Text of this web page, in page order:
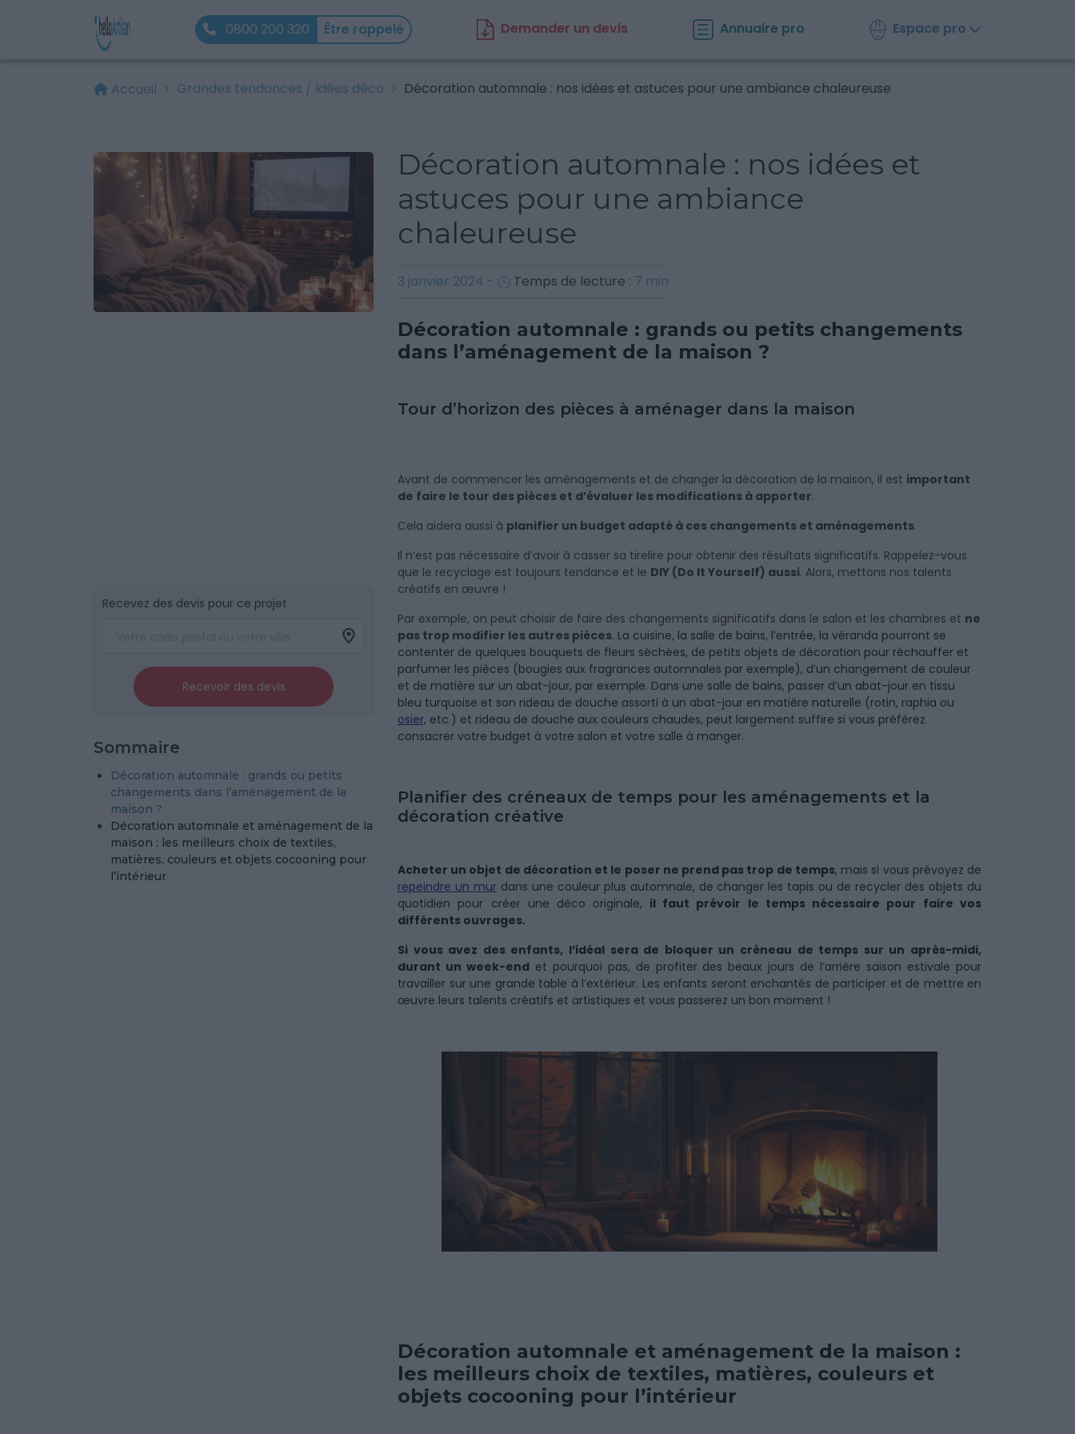
0800 200 320 Être rappelé Demander un devis Annuaire pro Espace pro
Accueil Grandes tendances / Idées déco Décoration automnale : nos idées et astuces pour une ambiance chaleureuse
Recevez des devis pour ce projet
Recevoir des devis
Sommaire
Décoration automnale : grands ou petits
changements dans l’aménagement de la
maison ?
Décoration automnale et aménagement de la
maison : les meilleurs choix de textiles,
matières, couleurs et objets cocooning pour
l’intérieur
Décoration automnale : nos idées et
astuces pour une ambiance
chaleureuse
3 janvier 2024 - Temps de lecture : 7 min
Décoration automnale : grands ou petits changements
dans l’aménagement de la maison ?
Tour d’horizon des pièces à aménager dans la maison
Avant de commencer les aménagements et de changer la décoration de la maison, il est important
de faire le tour des pièces et d’évaluer les modifications à apporter.
Cela aidera aussi à planifier un budget adapté à ces changements et aménagements.
Il n’est pas nécessaire d’avoir à casser sa tirelire pour obtenir des résultats significatifs. Rappelez-vous
que le recyclage est toujours tendance et le DIY (Do It Yourself) aussi. Alors, mettons nos talents
créatifs en œuvre !
Par exemple, on peut choisir de faire des changements significatifs dans le salon et les chambres et ne
pas trop modifier les autres pièces. La cuisine, la salle de bains, l’entrée, la véranda pourront se
contenter de quelques bouquets de fleurs séchées, de petits objets de décoration pour réchauffer et
parfumer les pièces (bougies aux fragrances automnales par exemple), d’un changement de couleur
et de matière sur un abat-jour, par exemple. Dans une salle de bains, passer d’un abat-jour en tissu
bleu turquoise et son rideau de douche assorti à un abat-jour en matière naturelle (rotin, raphia ou
osier, etc.) et rideau de douche aux couleurs chaudes, peut largement suffire si vous préférez
consacrer votre budget à votre salon et votre salle à manger.
Planifier des créneaux de temps pour les aménagements et la
décoration créative
Acheter un objet de décoration et le poser ne prend pas trop de temps, mais si vous prévoyez de
repeindre un murdans une couleur plus automnale, de changer les tapis ou de recycler des objets du
quotidien pour créer une déco originale, il faut prévoir le temps nécessaire pour faire vos
différents ouvrages.
Si vous avez des enfants, l’idéal sera de bloquer un créneau de temps sur un après-midi,
durant un week-endet pourquoi pas, de profiter des beaux jours de l’arrière saison estivale pour
travailler sur une grande table à l’extérieur. Les enfants seront enchantés de participer et de mettre en
œuvre leurs talents créatifs et artistiques et vous passerez un bon moment !
Décoration automnale et aménagement de la maison :
les meilleurs choix de textiles, matières, couleurs et
objets cocooning pour l’intérieur